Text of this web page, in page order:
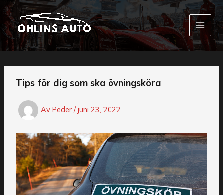
Hoppa
till
innehåll
Tips för dig som ska övningsköra
Av Peder /juni 23, 2022